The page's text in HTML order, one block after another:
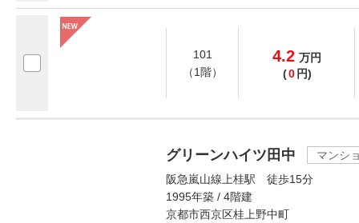
101
（1階）
4.2 万円
(0 円)
グリーンハイツ田中
マンシ
阪急嵐山線上桂駅 徒歩15分
1995年築 / 4階建
京都市西京区桂上野中町